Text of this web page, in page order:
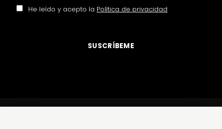
He leído y acepto la Política de privacidad
SUSCRÍBEME